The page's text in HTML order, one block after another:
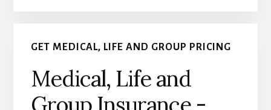
GET MEDICAL, LIFE AND GROUP PRICING
Medical, Life and
Group Insurance -